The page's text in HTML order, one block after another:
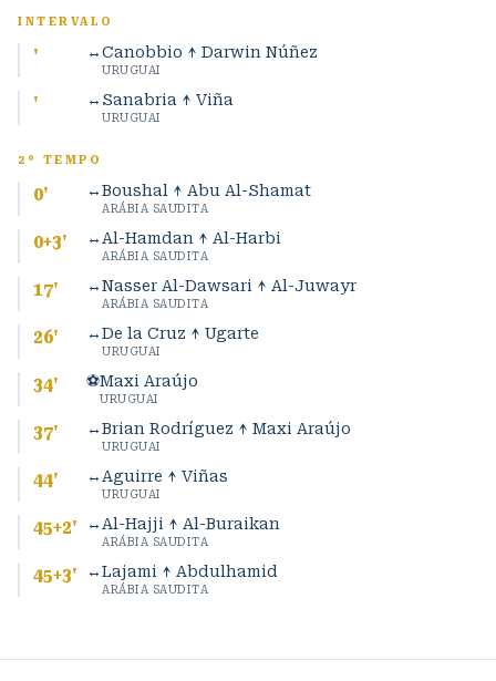
INTERVALO
' ↔Canobbio ↑ Darwin Núñez
URUGUAI
' ↔ Sanabria ↑ Viña
URUGUAI
2º TEMPO
0' ↔Boushal ↑ Abu Al-Shamat
ARÁBIA SAUDITA
0+3' ↔Al-Hamdan ↑ Al-Harbi
ARÁBIA SAUDITA
17' ↔Nasser Al-Dawsari ↑ Al-Juwayr
ARÁBIA SAUDITA
26' ↔De la Cruz ↑ Ugarte
URUGUAI
34' ⚽Maxi Araújo
URUGUAI
37' ↔Brian Rodríguez ↑ Maxi Araújo
URUGUAI
44' ↔Aguirre ↑ Viñas
URUGUAI
45+2' ↔Al-Hajji ↑ Al-Buraikan
ARÁBIA SAUDITA
45+3' ↔Lajami ↑ Abdulhamid
ARÁBIA SAUDITA